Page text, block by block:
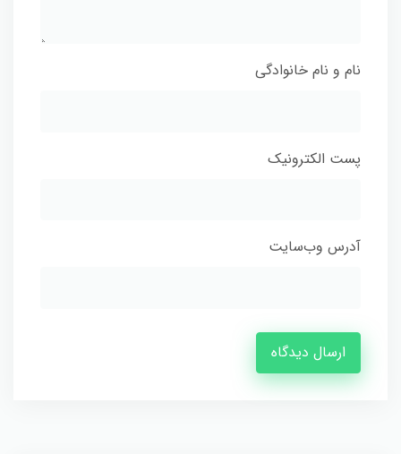
نام و نام خانوادگی
پست الکترونیک
آدرس وب‌سایت
ارسال دیدگاه